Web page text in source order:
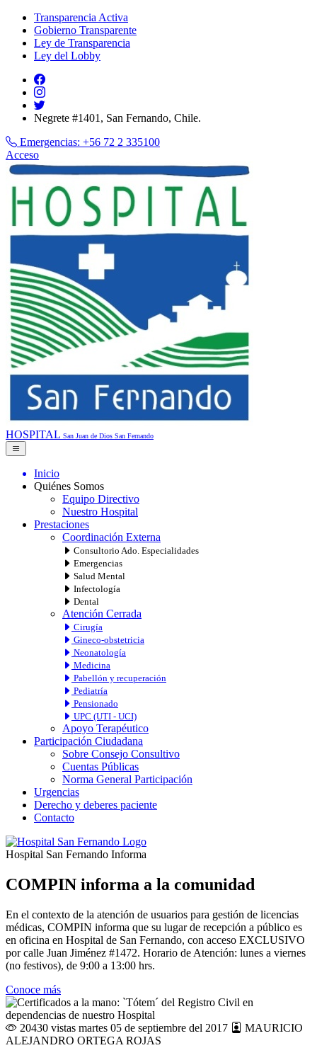
Transparencia Activa
Gobierno Transparente
Ley de Transparencia
Ley del Lobby
Negrete #1401, San Fernando, Chile.
Emergencias: +56 72 2 335100
Acceso
HOSPITAL San Juan de Dios San Fernando
Inicio
Quiénes Somos
Equipo Directivo
Nuestro Hospital
Prestaciones
Coordinación Externa
Consultorio Ado. Especialidades
Emergencias
Salud Mental
Infectología
Dental
Atención Cerrada
Cirugía
Gineco-obstetricia
Neonatología
Medicina
Pabellón y recuperación
Pediatría
Pensionado
UPC (UTI - UCI)
Apoyo Terapéutico
Participación Ciudadana
Sobre Consejo Consultivo
Cuentas Públicas
Norma General Participación
Urgencias
Derecho y deberes paciente
Contacto
Hospital San Fernando Informa
COMPIN informa a la comunidad
En el contexto de la atención de usuarios para gestión de licencias
médicas, COMPIN informa que su lugar de recepción a público es
en oficina en Hospital de San Fernando, con acceso EXCLUSIVO
por calle Juan Jiménez #1472. Horario de Atención: lunes a viernes
(no festivos), de 9:00 a 13:00 hrs.
Conoce más
20430 vistas martes 05 de septiembre del 2017
MAURICIO
ALEJANDRO ORTEGA ROJAS